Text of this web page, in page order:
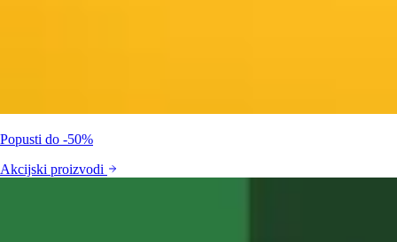
Popusti do -50%
Akcijski proizvodi